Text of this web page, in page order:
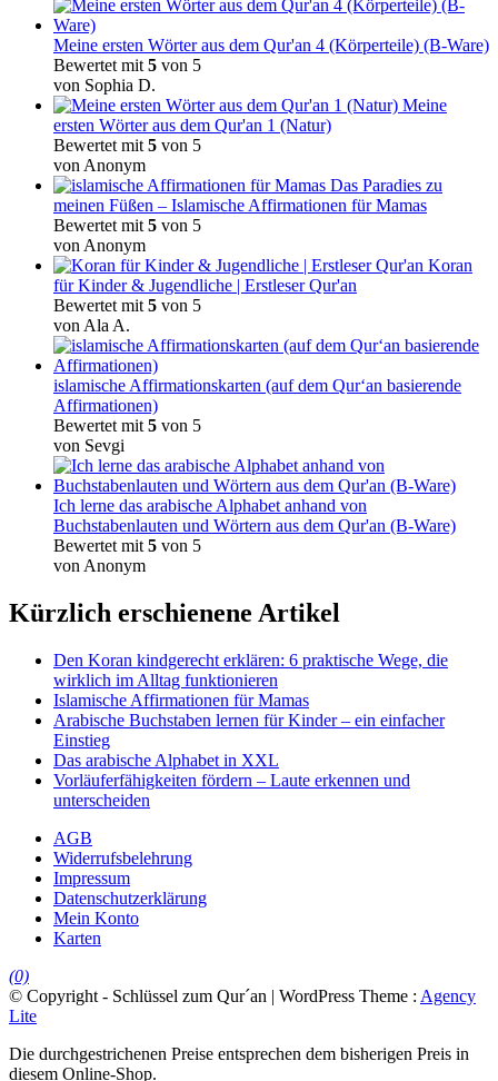
Meine ersten Wörter aus dem Qur'an 4 (Körperteile) (B-Ware)
Bewertet mit 5 von 5
von Sophia D.
Meine
ersten Wörter aus dem Qur'an 1 (Natur)
Bewertet mit 5 von 5
von Anonym
Das Paradies zu
meinen Füßen – Islamische Affirmationen für Mamas
Bewertet mit 5 von 5
von Anonym
Koran
für Kinder & Jugendliche | Erstleser Qur'an
Bewertet mit 5 von 5
von Ala A.
islamische Affirmationskarten (auf dem Qur‘an basierende
Affirmationen)
Bewertet mit 5 von 5
von Sevgi
Ich lerne das arabische Alphabet anhand von
Buchstabenlauten und Wörtern aus dem Qur'an (B-Ware)
Bewertet mit 5 von 5
von Anonym
Kürzlich erschienene Artikel
Den Koran kindgerecht erklären: 6 praktische Wege, die
wirklich im Alltag funktionieren
Islamische Affirmationen für Mamas
Arabische Buchstaben lernen für Kinder – ein einfacher
Einstieg
Das arabische Alphabet in XXL
Vorläuferfähigkeiten fördern – Laute erkennen und
unterscheiden
AGB
Widerrufsbelehrung
Impressum
Datenschutzerklärung
Mein Konto
Karten
(0)
© Copyright - Schlüssel zum Qur´an | WordPress Theme : Agency
Lite
Die durchgestrichenen Preise entsprechen dem bisherigen Preis in
diesem Online-Shop.